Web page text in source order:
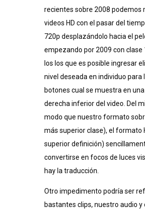
recientes sobre 2008 podemos
videos HD con el pasar del
720p desplazándolo hacia el
empezando por 2009 con clase
los los que es posible ingresar
nivel deseada en individuo para
botones cual se muestra en
derecha inferior del video. Del
modo que nuestro formato
más superior clase), el formato
superior definición)
convertirse en focos de luces
hay la traducción.
Otro impedimento podrí­a ser
bastantes clips, nuestro audio y